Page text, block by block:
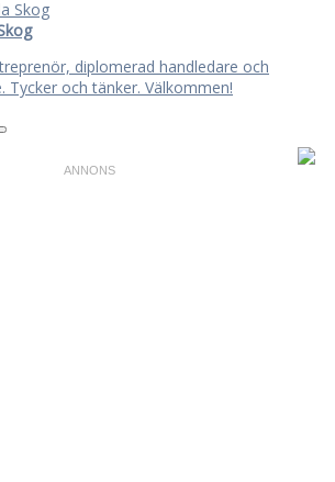
diplomerad handledare och
Tycker och tänker. Välkommen!